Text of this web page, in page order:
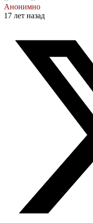
Анонимно
17 лет назад